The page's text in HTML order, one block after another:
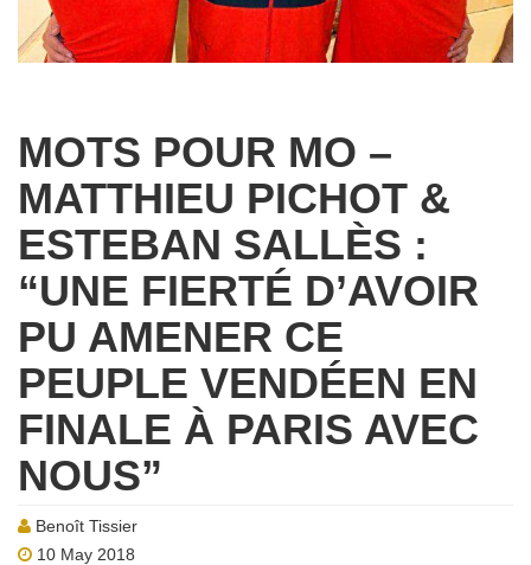
MOTS POUR MO –
MATTHIEU PICHOT &
ESTEBAN SALLÈS :
“UNE FIERTÉ D’AVOIR
PU AMENER CE
PEUPLE VENDÉEN EN
FINALE À PARIS AVEC
NOUS”
Benoît Tissier
10 May 2018